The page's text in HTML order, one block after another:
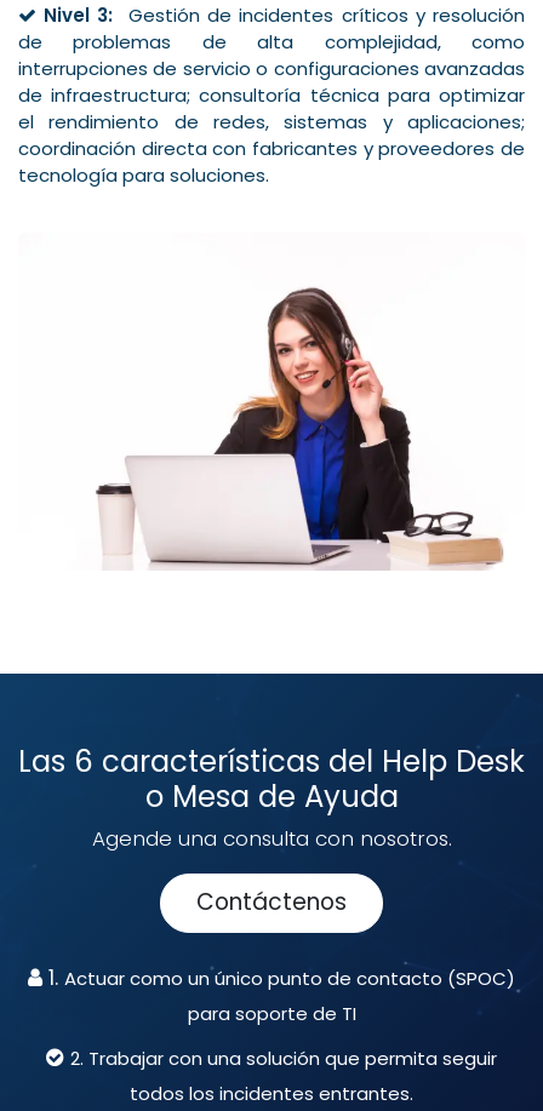
Nivel 3: Gestión de incidentes críticos y resolución
de problemas de alta complejidad, como
interrupciones de servicio o configuraciones avanzadas
de infraestructura; consultoría técnica para optimizar
el rendimiento de redes, sistemas y aplicaciones;
coordinación directa con fabricantes y proveedores de
tecnología para soluciones.
Las 6 características del Help Desk
o Mesa de Ayuda
Agende una consulta con nosotros.
Contáctenos
1. Actuar como un único punto de contacto (SPOC)
para soporte de TI
2. Trabajar con una solución que permita seguir
todos los incidentes entrantes.